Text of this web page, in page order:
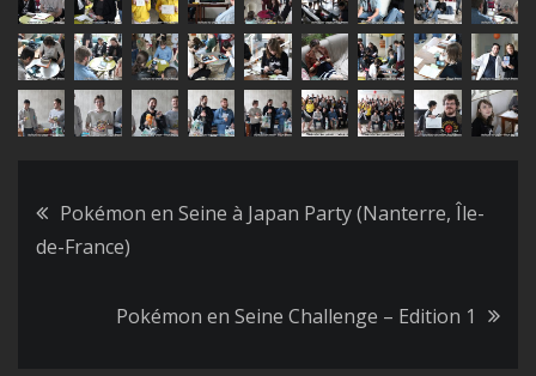
Navigation
Pokémon en Seine à Japan Party (Nanterre, Île-
de-France)
Pokémon en Seine Challenge – Edition 1